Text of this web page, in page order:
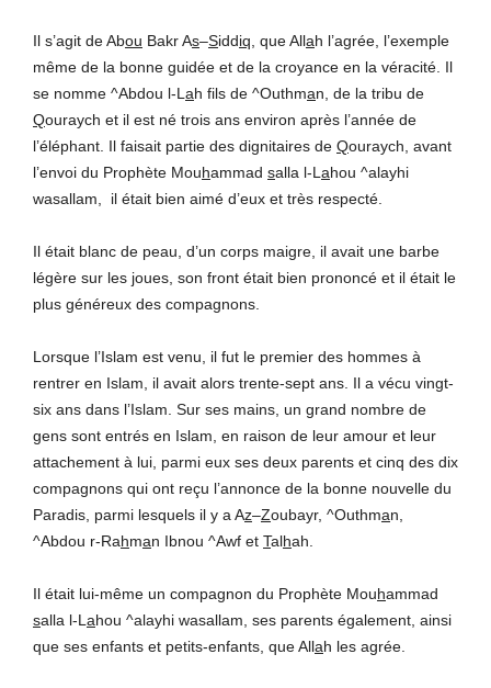
Il s’agit de Abou Bakr As–Siddiq , que Allah l’agrée, l’exemple
même de la bonne guidée et de la croyance en la véracité. Il
se nomme ^Abdou l-L ah fils de ^Outhman, de la tribu de
Qouraych et il est né trois ans environ après l’année de
l’éléphant. Il faisait partie des dignitaires de Qouraych, avant
l’envoi du Prophète Mouhammad salla l-L ahou ^alayhi
wasallam, il était bien aimé d’eux et très respecté.
Il était blanc de peau, d’un corps maigre, il avait une barbe
légère sur les joues, son front était bien prononcé et il était le
plus généreux des compagnons.
Lorsque l’Islam est venu, il fut le premier des hommes à
rentrer en Islam, il avait alors trente-sept ans. Il a vécu vingt-
six ans dans l’Islam. Sur ses mains, un grand nombre de
gens sont entrés en Islam, en raison de leur amour et leur
attachement à lui, parmi eux ses deux parents et cinq des dix
compagnons qui ont reçu l’annonce de la bonne nouvelle du
Paradis, parmi lesquels il y a Az–Zoubayr, ^Outhman,
^Abdou r-Rahman Ibnou ^Awf et Talhah.
Il était lui-même un compagnon du Prophète Mouhammad
salla l-L ahou ^alayhi wasallam, ses parents également, ainsi
que ses enfants et petits-enfants, que Allah les agrée.